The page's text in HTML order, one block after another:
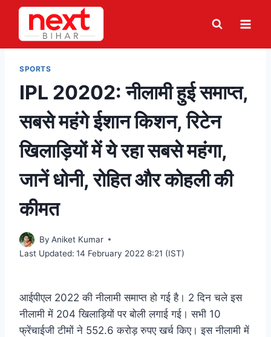
Skip
content
SPORTS
IPL 20202: नीलामी हुई समाप्त,
सबसे महंगे ईशान किशन, रिटेन
खिलाड़ियों में ये रहा सबसे महंगा,
जानें धोनी, रोहित और कोहली की
कीमत
By Aniket Kumar
Last Updated: 14 February 2022 8:21 (IST)
आईपीएल 2022 की नीलामी समाप्त हो गई है। 2 दिन चले इस
नीलामी में 204 खिलाड़ियों पर बोली लगाई गई। सभी 10
फ्रेंचाईजी टीमों ने 552.6 करोड़ रुपए खर्च किए। इस नीलामी में